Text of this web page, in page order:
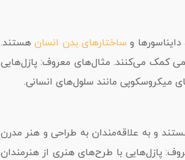
و ساختارهای بدن انسانهستند.
کمک می‌کنند. مثال‌های معروف: پازل‌هایی
میکروسکوپی مانند سلول‌های انسانی.
و به علاقه‌مندان به طراحی و هنر مدرن
پازل‌هایی با طرح‌های هنری از هنرمندان